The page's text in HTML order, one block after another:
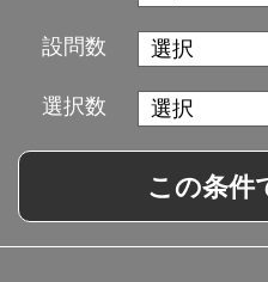
設問数
選択数
この条件